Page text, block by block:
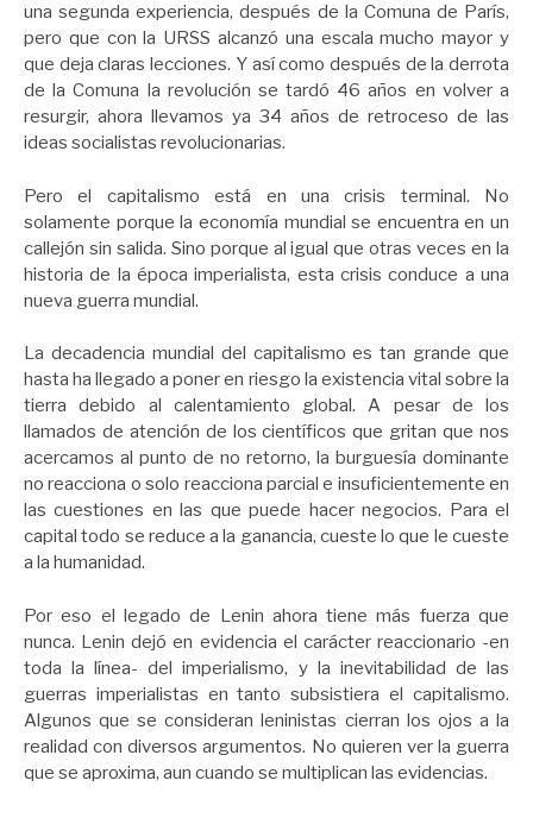
una segunda experiencia, después de la Comuna de París,
pero que con la URSS alcanzó una escala mucho mayor y
que deja claras lecciones. Y así como después de la derrota
de la Comuna la revolución se tardó 46 años en volver a
resurgir, ahora llevamos ya 34 años de retroceso de las
ideas socialistas revolucionarias.
Pero el capitalismo está en una crisis terminal. No
solamente porque la economía mundial se encuentra en un
callejón sin salida. Sino porque al igual que otras veces en la
historia de la época imperialista, esta crisis conduce a una
nueva guerra mundial.
La decadencia mundial del capitalismo es tan grande que
hasta ha llegado a poner en riesgo la existencia vital sobre la
tierra debido al calentamiento global. A pesar de los
llamados de atención de los científicos que gritan que nos
acercamos al punto de no retorno, la burguesía dominante
no reacciona o solo reacciona parcial e insuficientemente en
las cuestiones en las que puede hacer negocios. Para el
capital todo se reduce a la ganancia, cueste lo que le cueste
a la humanidad.
Por eso el legado de Lenin ahora tiene más fuerza que
nunca. Lenin dejó en evidencia el carácter reaccionario -en
toda la línea- del imperialismo, y la inevitabilidad de las
guerras imperialistas en tanto subsistiera el capitalismo.
Algunos que se consideran leninistas cierran los ojos a la
realidad con diversos argumentos. No quieren ver la guerra
que se aproxima, aun cuando se multiplican las evidencias.